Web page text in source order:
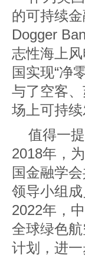
的可持续
Dogger
志性海上
国实现“净
与了空客
场上可持
值得一
2018年，
国金融学
领导小组
2022年，
全球绿色
计划，进